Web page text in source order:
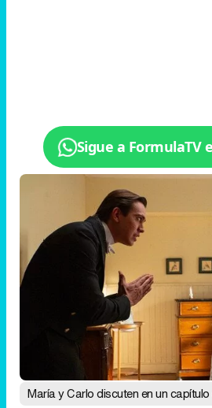
Sigue a FormulaTV
María y Carlo discuten en un